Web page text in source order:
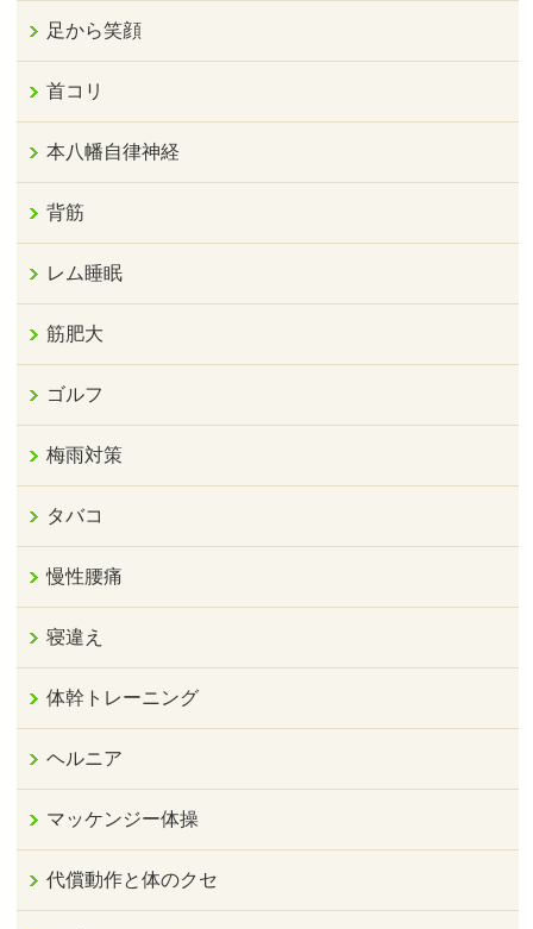
足から笑顔
首コリ
本八幡自律神経
背筋
レム睡眠
筋肥大
ゴルフ
梅雨対策
タバコ
慢性腰痛
寝違え
体幹トレーニング
ヘルニア
マッケンジー体操
代償動作と体のクセ